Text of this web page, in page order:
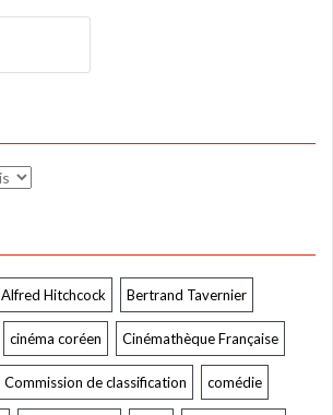
Alfred Hitchcock Bertrand Tavernier
cinéma coréen Cinémathèque Française
Commission de classification comédie